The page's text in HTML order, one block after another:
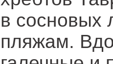
в сосновых
пляжам.